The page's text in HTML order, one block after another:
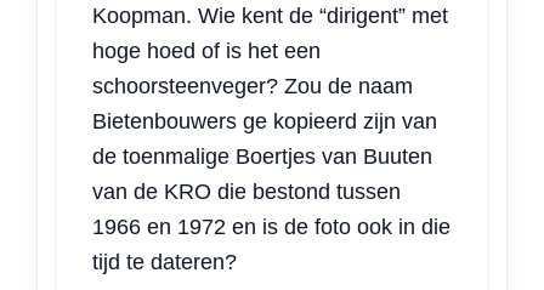
Koopman. Wie kent de “dirigent” met
hoge hoed of is het een
schoorsteenveger? Zou de naam
Bietenbouwers ge kopieerd zijn van
de toenmalige Boertjes van Buuten
van de KRO die bestond tussen
1966 en 1972 en is de foto ook in die
tijd te dateren?